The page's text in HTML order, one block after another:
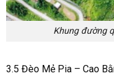
Khung đường
3.5 Đèo Mẻ Pia – Cao